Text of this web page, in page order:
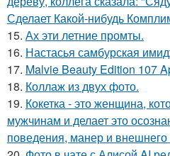
Сделает Какой-нибудь
15. Ах эти летние промты.
16. Настасья самбурская
17. Malvie Beauty Edition 107
18. Коллаж из двух фото.
19. Кокетка - это женщина,
мужчинам и делает это
поведения, манер и внешнего